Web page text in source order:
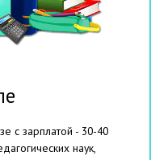
с зарплатой - 30-40
наук,